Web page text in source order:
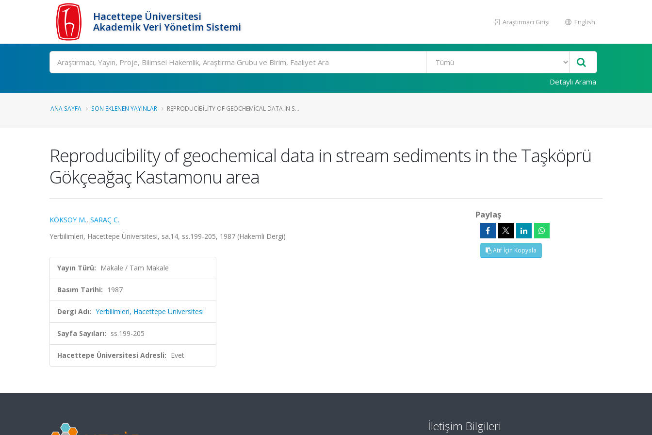
Hacettepe Üniversitesi
Akademik Veri Yönetim Sistemi
Araştırmacı Girişi English
Ara
Detaylı Arama
ANA SAYFA SON EKLENEN YAYINLAR REPRODUCIBILITY OF GEOCHEMICAL DATA IN S...
Reproducibility of geochemical data in stream sediments in the Taşköprü
Gökçeağaç Kastamonu area
KÖKSOY M., SARAÇ C.
Yerbilimleri, Hacettepe Üniversitesi, sa.14, ss.199-205, 1987 (Hakemli Dergi)
Yayın Türü: Makale / Tam Makale
Basım Tarihi: 1987
Dergi Adı: Yerbilimleri, Hacettepe Üniversitesi
Sayfa Sayıları: ss.199-205
Hacettepe Üniversitesi Adresli: Evet
Paylaş
Atıf İçin Kopyala
İletişim Bilgileri